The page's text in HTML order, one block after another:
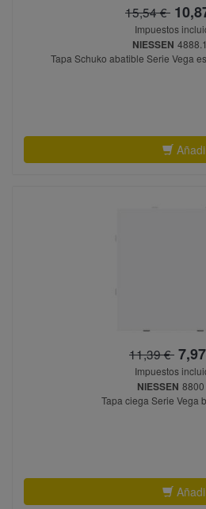
15,54 €
Impuestos
NIESSEN
Tapa Schuko abatible Serie Vega
11,39 €
Impuestos
NIESSEN 8800
Tapa ciega Serie Vega